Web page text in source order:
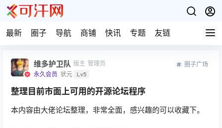
最新 圈子 导航 商铺 快讯 专题 友链
维多护卫队 版主 管理员
永久会员 状元 Lv5
圈子广场
整理目前市面上可用的开源论坛程序
本内容由大佬论坛整理，非常全面，感兴趣的可以收藏下。